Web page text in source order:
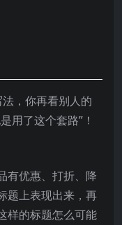
，你再看别人的
用了这个套路”！
有优惠、打折、降
题上表现出来，再
样的标题怎么可能